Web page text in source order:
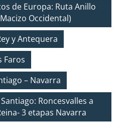
de Europa: Ruta Anillo
Occidental)
y Antequera
Faros
– Navarra
Roncesvalles a
3 etapas Navarra